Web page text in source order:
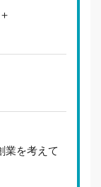
業を考えて